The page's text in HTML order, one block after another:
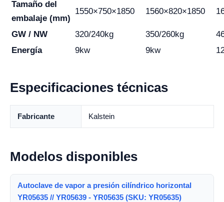
Tamaño del
embalaje (mm)
1550×750×1850 1560×820×1850
GW / NW 320/240kg 350/260kg
Energía
9kw 9kw
Especificaciones técnicas
Fabricante Kalstein
Modelos disponibles
Autoclave de vapor a presión cilíndrico horizontal
YR05635 // YR05639 - YR05635 (SKU: YR05635)